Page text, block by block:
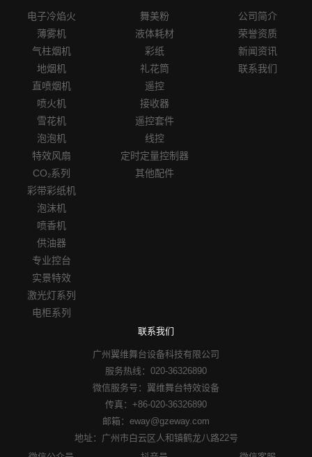
电子冷焰火
薄雾机
气柱烟机
地烟机
直喷烟机
喷火机
雪花机
泡泡机
特效风扇
CO₂系列
彩带彩纸机
泡沫机
喷香机
供油器
专业控台
实景特效
激光灯系列
电柜系列
舞美粉
液体耗材
彩纸
礼花筒
遥控
接收器
遥控套件
线控
定时定量控制器
其他配件
公司简介
荣誉资质
新闻资讯
联系我们
联系我们
广州翼维舞台设备科技有限公司
服务热线：020-36326890
微信服务号：翼维舞台特效设备
传真：+86-020-36326890
邮箱：eway@gzeway.com
地址：广州市白云区人和镇鹤龙八路22号